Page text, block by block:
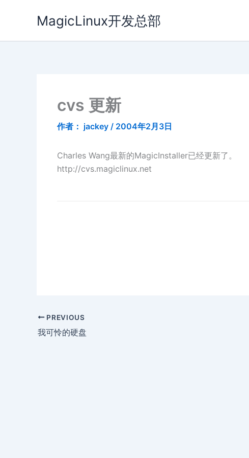
MagicLinux开发总部
cvs 更新
作者： jackey / 2004年2月3日
Charles Wang最新的MagicInstaller已经更新了。
http://cvs.magiclinux.net
PREVIOUS
我可怜的硬盘